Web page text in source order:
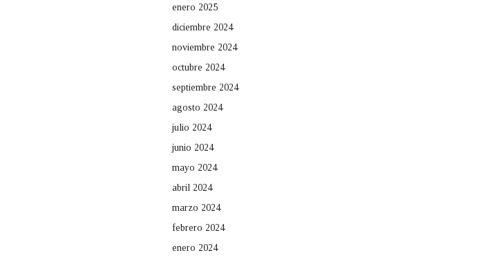
enero 2025
diciembre 2024
noviembre 2024
octubre 2024
septiembre 2024
agosto 2024
julio 2024
junio 2024
mayo 2024
abril 2024
marzo 2024
febrero 2024
enero 2024